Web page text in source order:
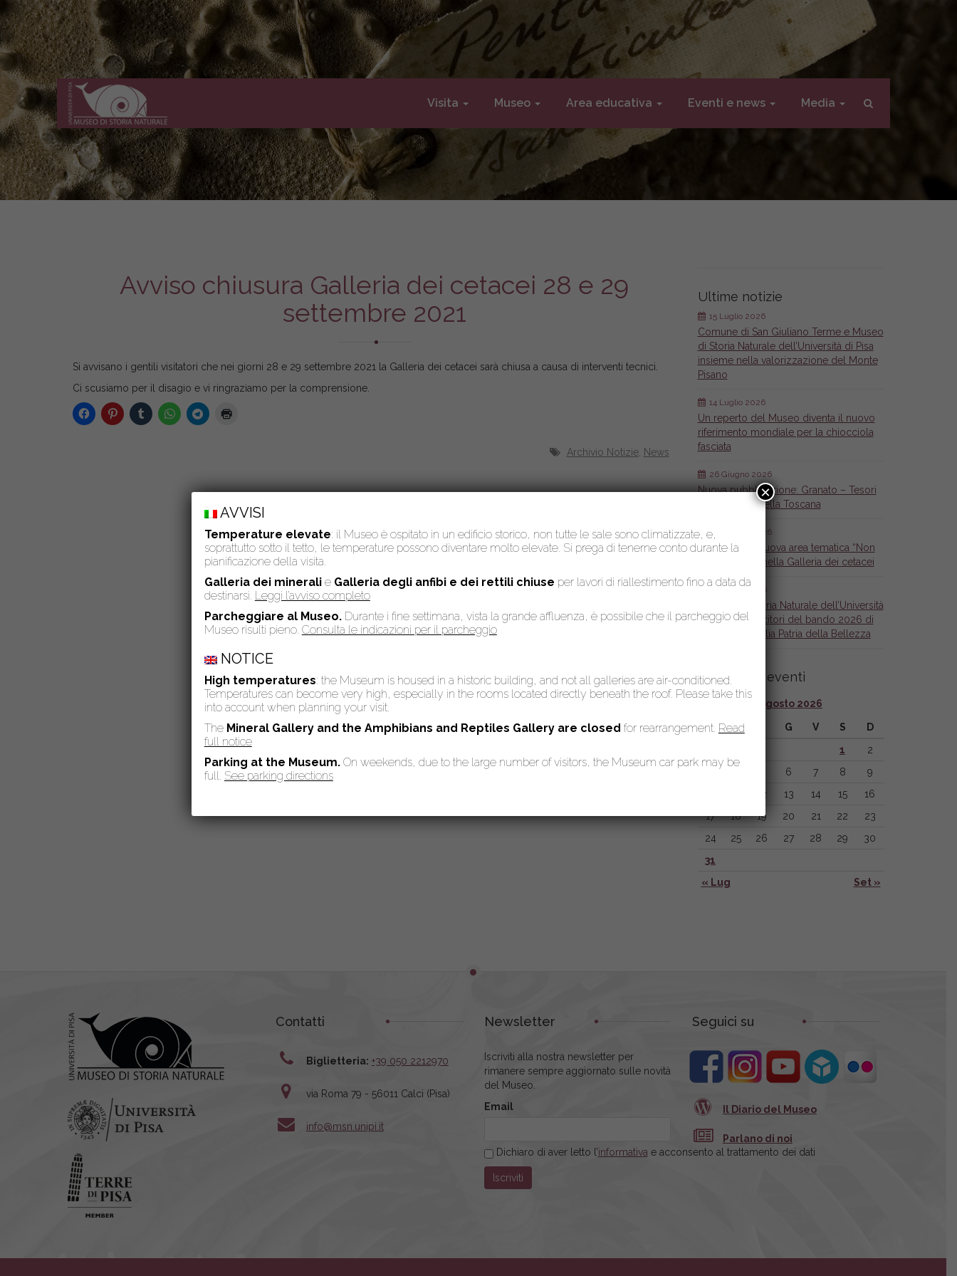
Museo
di
Storia
Naturale
dell'Università
di
Visita Museo Area educativa Eventi e news Media
Avviso chiusura Galleria dei cetacei 28 e 29
settembre 2021
Si avvisano i gentili visitatori che nei giorni 28 e 29 settembre 2021 la Galleria dei cetacei sarà chiusa a causa di interventi tecnici.
Ci scusiamo per il disagio e vi ringraziamo per la comprensione.
Archivio Notizie, News
Ultime notizie
Comune di San Giuliano Terme e Museo
di Storia Naturale dell’Università di Pisa
insieme nella valorizzazione del Monte
Pisano
15 Luglio 2026
Un reperto del Museo diventa il nuovo
riferimento mondiale per la chiocciola
fasciata
14 Luglio 2026
Nuova pubblicazione: Granato – Tesori
mineralogici della Toscana
26 Giugno 2026
Inaugurata la nuova area tematica “Non
solo Cetacei” nella Galleria dei cetacei
26 Giugno 2026
Il Museo di Storia Naturale dell’Università
di Pisa tra i vincitori del bando 2026 di
Fondazione Italia Patria della Bellezza
6 Maggio 2026
Calendario eventi
Agosto 2026
L M G V S D
« Lug Set »
1
2
6 7 8
9
12 13 14 15
16
17
18 19 20 21 22
23
24
25 26 27 28 29
30
31
Contatti
Biglietteria: +39 050 2212970
via Roma 79 - 56011 Calci (Pisa)
info@msn.unipi.it
Newsletter
Iscriviti alla nostra newsletter per
rimanere sempre aggiornato sulle novità
del Museo.
Email
Dichiaro di aver letto l’informativa e acconsento al trattamento dei dati
Seguici su
Il Diario del Museo
Parlano di noi
AVVISI
Temperature elevate: il Museo è ospitato in un edificio storico, non tutte le sale sono climatizzate, e,
soprattutto sotto il tetto, le temperature possono diventare molto elevate. Si prega di tenerne conto durante la
pianificazione della visita.
Galleria dei mineralie Galleria degli anfibi e dei rettili chiuse per lavori di riallestimento fino a data da
destinarsi. Leggi l’avviso completo
Parcheggiare al Museo.Durante i fine settimana, vista la grande affluenza, è possibile che il parcheggio del
Museo risulti pieno. Consulta le indicazioni per il parcheggio
NOTICE
High temperatures: the Museum is housed in a historic building, and not all galleries are air-conditioned.
Temperatures can become very high, especially in the rooms located directly beneath the roof. Please take this
into account when planning your visit.
The Mineral Gallery and the Amphibians and Reptiles Gallery are closed for rearrangement. Read
full notice
Parking at the Museum.On weekends, due to the large number of visitors, the Museum car park may be
full. See parking directions
×